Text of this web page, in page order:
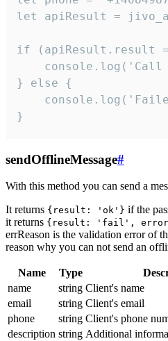
let apiResult =
if (apiResult.result
} else {
}
sendOfflineMessage#
With this method you can send a
It returns {result: 'ok'} if the
it returns {result: 'fail', error:
errReason is the validation error of
reason why you can not send an
Name Type
name
string Client's name
email
string Client's email
phone
string Client's phone
description string Additional